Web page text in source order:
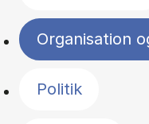
Organisation
Politik